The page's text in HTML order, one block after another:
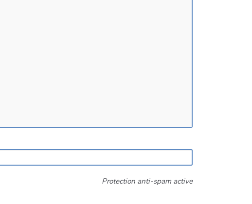
Protection anti-spam active